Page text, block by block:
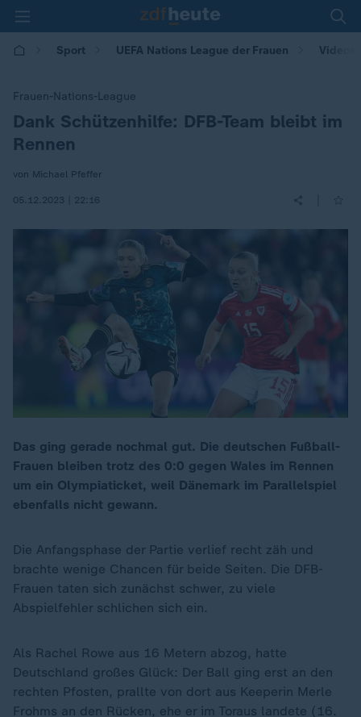
Sport UEFA Nations League der Frauen Videos
Frauen-Nations-League
:Dank Schützenhilfe: DFB-Team bleibt im
Rennen
von Michael Pfeffer
05.12.2023 | 22:16
Das ging gerade nochmal gut. Die deutschen Fußball-
Frauen bleiben trotz des 0:0 gegen Wales im Rennen
um ein Olympiaticket, weil Dänemark im Parallelspiel
ebenfalls nicht gewann.
Die Anfangsphase der Partie verlief recht zäh und
brachte wenige Chancen für beide Seiten. Die DFB-
Frauen taten sich zunächst schwer, zu viele
Abspielfehler schlichen sich ein.
Als Rachel Rowe aus 16 Metern abzog, hatte
Deutschland großes Glück: Der Ball ging erst an den
rechten Pfosten, prallte von dort aus Keeperin Merle
Frohms an den Rücken, ehe er im Toraus landete (16.